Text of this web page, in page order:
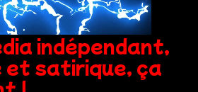
indépendant,
satirique, ça